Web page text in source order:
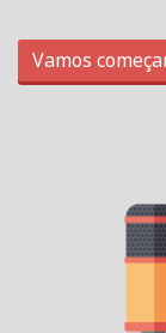
Vamos